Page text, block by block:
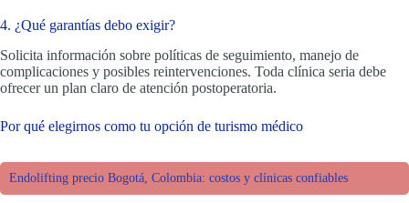
4. ¿Qué garantías debo exigir?
Solicita información sobre políticas de seguimiento, manejo de
complicaciones y posibles reintervenciones. Toda clínica seria debe
ofrecer un plan claro de atención postoperatoria.
Por qué elegirnos como tu opción de turismo médico
Endolifting precio Bogotá, Colombia: costos y clínicas confiables